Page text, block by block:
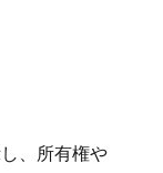
、所有権や